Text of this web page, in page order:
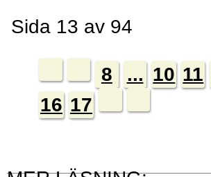
Sida 13 av 94
8 ... 10 11
16 17